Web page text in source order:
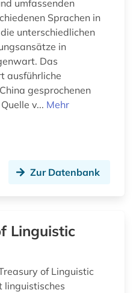
sprachliche minderheit (2)
umfassenden
Sprachen in
unterschiedlichen
in
Das
ausführliche
gesprochenen
v... Mehr
Zur Datenbank
Linguistic
of Linguistic
linguistisches